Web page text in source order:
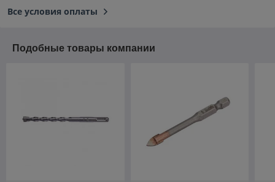
Все условия оплаты
Подобные товары компании